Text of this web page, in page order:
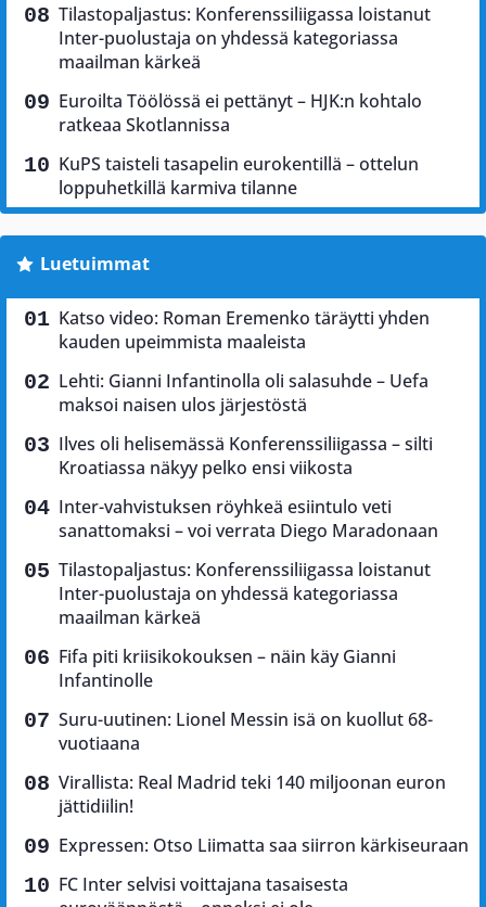
Tilastopaljastus: Konferenssiliigassa loistanut
Inter-puolustaja on yhdessä kategoriassa
maailman kärkeä
Euroilta Töölössä ei pettänyt – HJK:n kohtalo
ratkeaa Skotlannissa
KuPS taisteli tasapelin eurokentillä – ottelun
loppuhetkillä karmiva tilanne
Luetuimmat
Katso video: Roman Eremenko täräytti yhden
kauden upeimmista maaleista
Lehti: Gianni Infantinolla oli salasuhde – Uefa
maksoi naisen ulos järjestöstä
Ilves oli helisemässä Konferenssiliigassa – silti
Kroatiassa näkyy pelko ensi viikosta
Inter-vahvistuksen röyhkeä esiintulo veti
sanattomaksi – voi verrata Diego Maradonaan
Tilastopaljastus: Konferenssiliigassa loistanut
Inter-puolustaja on yhdessä kategoriassa
maailman kärkeä
Fifa piti kriisikokouksen – näin käy Gianni
Infantinolle
Suru-uutinen: Lionel Messin isä on kuollut 68-
vuotiaana
Virallista: Real Madrid teki 140 miljoonan euron
jättidiilin!
Expressen: Otso Liimatta saa siirron kärkiseuraan
FC Inter selvisi voittajana tasaisesta